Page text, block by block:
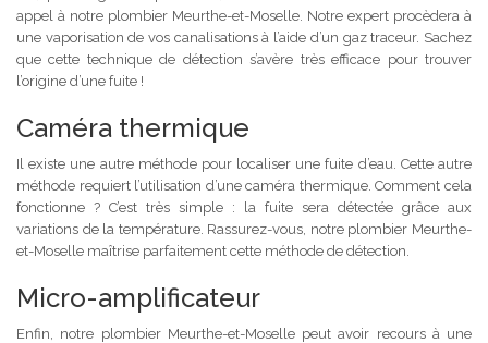
appel à notre plombier Meurthe-et-Moselle. Notre expert procèdera à
une vaporisation de vos canalisations à l’aide d’un gaz traceur. Sachez
que cette technique de détection s’avère très efficace pour trouver
l’origine d’une fuite !
Caméra thermique
Il existe une autre méthode pour localiser une fuite d’eau. Cette autre
méthode requiert l’utilisation d’une caméra thermique. Comment cela
fonctionne ? C’est très simple : la fuite sera détectée grâce aux
variations de la température. Rassurez-vous, notre plombier Meurthe-
et-Moselle maîtrise parfaitement cette méthode de détection.
Micro-amplificateur
Enfin, notre plombier Meurthe-et-Moselle peut avoir recours à une